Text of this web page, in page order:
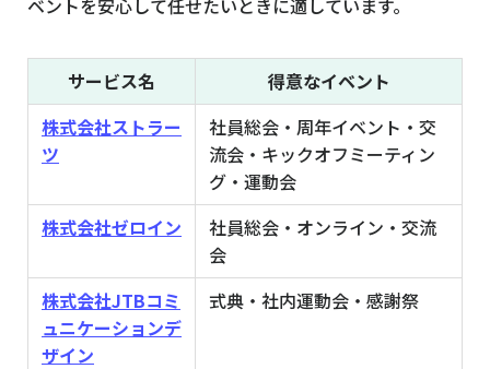
ベントを安心して任せたいときに適しています。
サービス名
得意なイベント
株式会社ストラー
ツ
社員総会・周年イベント・交
流会・キックオフミーティン
グ・運動会
株式会社ゼロイン
社員総会・オンライン・交流
会
株式会社JTBコミ
ュニケーションデ
ザイン
式典・社内運動会・感謝祭